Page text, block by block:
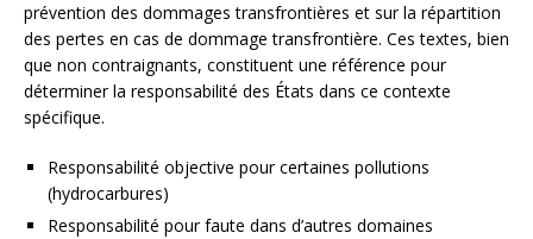
prévention des dommages transfrontières et sur la répartition
des pertes en cas de dommage transfrontière. Ces textes, bien
que non contraignants, constituent une référence pour
déterminer la responsabilité des États dans ce contexte
spécifique.
Responsabilité objective pour certaines pollutions
(hydrocarbures)
Responsabilité pour faute dans d’autres domaines